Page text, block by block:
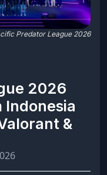
Predator League 2026
2026
Indonesia
&